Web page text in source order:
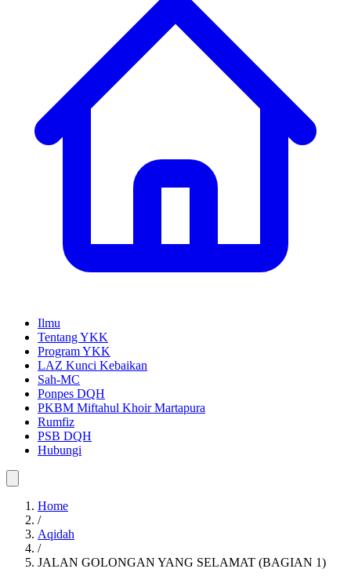
Ilmu
Tentang YKK
Program YKK
LAZ Kunci Kebaikan
Sah-MC
Ponpes DQH
PKBM Miftahul Khoir Martapura
Rumfiz
PSB DQH
Home
/
Aqidah
/